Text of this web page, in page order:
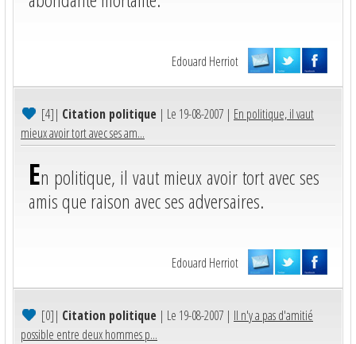
Edouard Herriot
[4]| Citation politique | Le 19-08-2007 | En politique, il vaut
mieux avoir tort avec ses am...
En politique, il vaut mieux avoir tort avec ses
amis que raison avec ses adversaires.
Edouard Herriot
[0]| Citation politique | Le 19-08-2007 | Il n'y a pas d'amitié
possible entre deux hommes p...